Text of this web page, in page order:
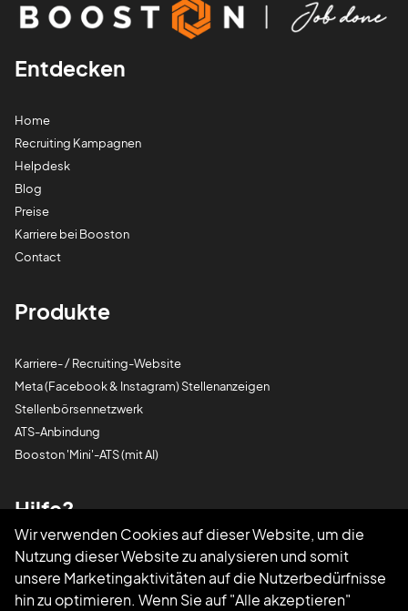
Entdecken
Home
Recruiting Kampagnen
Helpdesk
Blog
Preise
Karriere bei Booston
Contact
Produkte
Karriere- / Recruiting-Website
Meta (Facebook & Instagram) Stellenanzeigen
Stellenbörsennetzwerk
ATS-Anbindung
Booston 'Mini'-ATS (mit AI)
Hilfe?
Rufen Sie uns an085 0044 215
Schreiben Sie uns eine E-Mailsupport@booston.io
Wir verwenden Cookies auf dieser Website, um die
Nutzung dieser Website zu analysieren und somit
unsere Marketingaktivitäten auf die Nutzerbedürfnisse
hin zu optimieren. Wenn Sie auf "Alle akzeptieren"